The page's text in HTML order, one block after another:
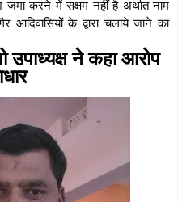
जमा करने में सक्षम नहीं है अर्थात नाम
आदिवासियों के द्वारा चलाये जाने का
उपाध्यक्ष ने कहा आरोप